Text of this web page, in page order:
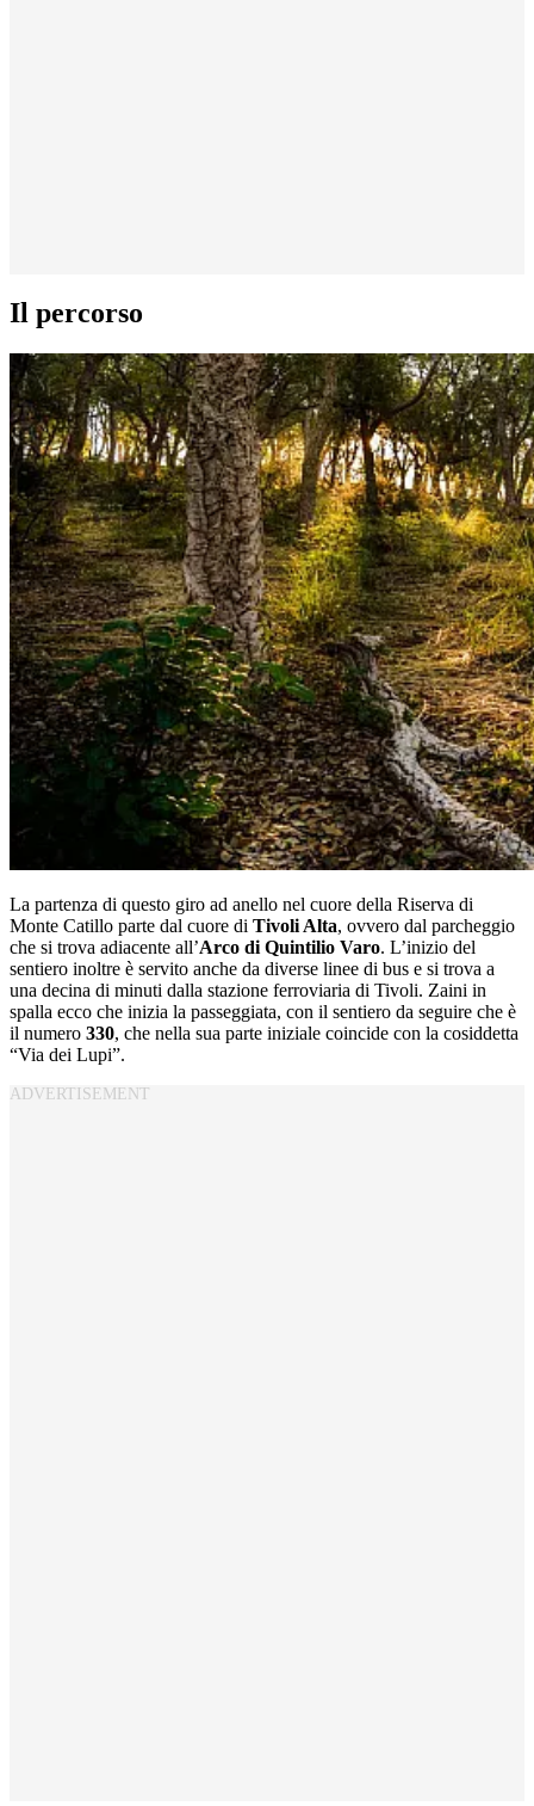
Il percorso
La partenza di questo giro ad anello nel cuore della Riserva di
Monte Catillo parte dal cuore di Tivoli Alta, ovvero dal parcheggio
che si trova adiacente all’Arco di Quintilio Varo. L’inizio del
sentiero inoltre è servito anche da diverse linee di bus e si trova a
una decina di minuti dalla stazione ferroviaria di Tivoli. Zaini in
spalla ecco che inizia la passeggiata, con il sentiero da seguire che è
il numero 330, che nella sua parte iniziale coincide con la cosiddetta
“Via dei Lupi”.